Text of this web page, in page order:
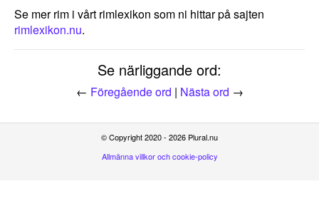
Se mer rim i vårt rimlexikon som ni hittar på sajten
rimlexikon.nu.
Se närliggande ord:
← Föregående ord | Nästa ord →
© Copyright 2020 - 2026 Plural.nu
Allmänna villkor och cookie-policy